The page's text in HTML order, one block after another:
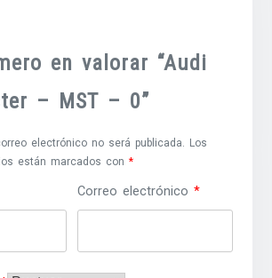
en valorar “Audi
– MST – 0”
electrónico no será publicada. Los
están marcados con*
Correo electrónico*